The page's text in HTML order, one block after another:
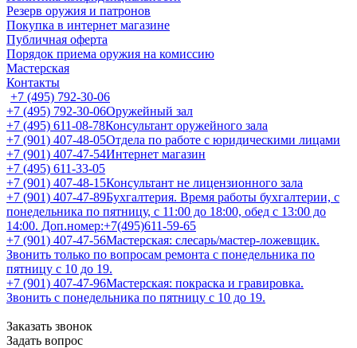
Резерв оружия и патронов
Покупка в интернет магазине
Публичная оферта
Порядок приема оружия на комиссию
Мастерская
Контакты
+7 (495) 792-30-06
+7 (495) 792-30-06Оружейный зал
+7 (495) 611-08-78Консультант оружейного зала
+7 (901) 407-48-05Отдела по работе с юридическими лицами
+7 (901) 407-47-54Интернет магазин
+7 (495) 611-33-05
+7 (901) 407-48-15Консультант не лицензионного зала
+7 (901) 407-47-89Бухгалтерия. Время работы бухгалтерии, с
понедельника по пятницу, с 11:00 до 18:00, обед с 13:00 до
14:00. Доп.номер:+7(495)611-59-65
+7 (901) 407-47-56Мастерская: слесарь/мастер-ложевщик.
Звонить только по вопросам ремонта с понедельника по
пятницу с 10 до 19.
+7 (901) 407-47-96Мастерская: покраска и гравировка.
Звонить с понедельника по пятницу с 10 до 19.
Заказать звонок
Задать вопрос